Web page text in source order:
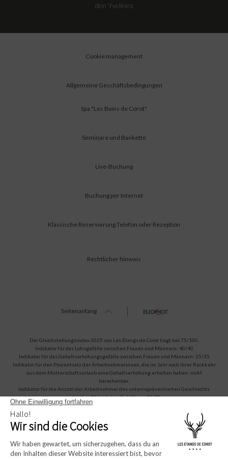
den Yvelines
Cookie management
Allgemeine Geschäftsbedingungen
Spa "Les Bains de Corot"
Seminare und Bankette
Live-Buchung
Buchung per Internet
Klassische Reservierung Telefon oder Rezeption
Rechtlicher hinweis
Seitenanfang
Der Gleichstellungsindex 2025 von Les Étangs de Corot liegt bei 75/100.
Indikator für das Lohngefälle zwischen Frauen und Männern: 40/40
Indikator für das Gehaltserhöhungsgefälle zwischen Frauen und Männern: 25/35
Indikator für den Prozentsatz der Arbeitnehmerinnen, die im Jahr nach ihrer Rückkehr
aus dem Mutterschaftsurlaub eine Gehaltserhöhung erhalten haben: nicht
berechenbar.
Indikator für die Anzahl der Arbeitnehmer des unterrepräsentierten Geschlechts
unter den 10 höchsten Gehältern: 10/10.
Amadeus (1A)
WBORYEDC
WB392676 WBCOROT
* Pflichtfelder .Diese Informationen werden vertraulich behandelt und nicht
anderwärtig weitergegeben